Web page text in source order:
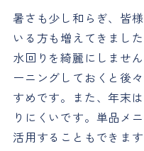
暑さも少し和らぎ、皆
いる方も増えてきまし
水回りを綺麗にしませ
ーニングしておくと後
すめです。また、年末
りにくいです。単品メ
活用することもできま